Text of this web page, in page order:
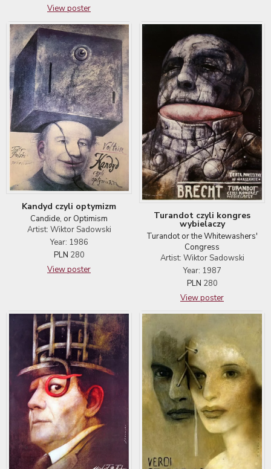
View poster
Kandyd czyli optymizm
Candide, or Optimism
Artist: Wiktor Sadowski
Year: 1986
PLN 280
View poster
Turandot czyli kongres
wybielaczy
Turandot or the Whitewashers'
Congress
Artist: Wiktor Sadowski
Year: 1987
PLN 280
View poster